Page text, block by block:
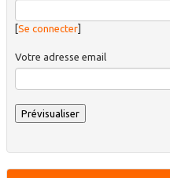
[Se connecter]
Votre adresse email